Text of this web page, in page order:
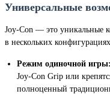
Универсальные
Joy-Con — это уникальные
в нескольких
Режим одиночной игры:
Joy-Con Grip или
полноценный